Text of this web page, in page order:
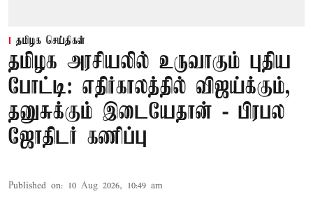
தமிழக செய்திகள்
தமிழக அரசியலில் உருவாகும் புதிய
போட்டி: எதிர்காலத்தில் விஜய்க்கும்,
தனுசுக்கும் இடையேதான் - பிரபல
ஜோதிடர் கணிப்பு
Published on: 10 Aug 2026, 10:49 am